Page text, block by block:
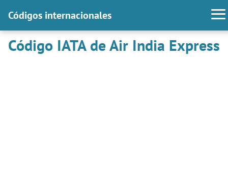
Códigos internacionales
Código IATA de Air India Express